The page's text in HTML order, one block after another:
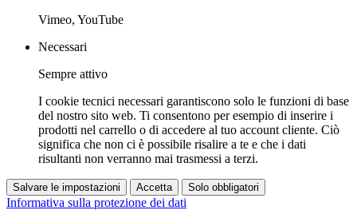
Vimeo, YouTube
Necessari
Sempre attivo
I cookie tecnici necessari garantiscono solo le funzioni di base
del nostro sito web. Ti consentono per esempio di inserire i
prodotti nel carrello o di accedere al tuo account cliente. Ciò
significa che non ci è possibile risalire a te e che i dati
risultanti non verranno mai trasmessi a terzi.
Salvare le impostazioni Accetta Solo obbligatori
Informativa sulla protezione dei dati